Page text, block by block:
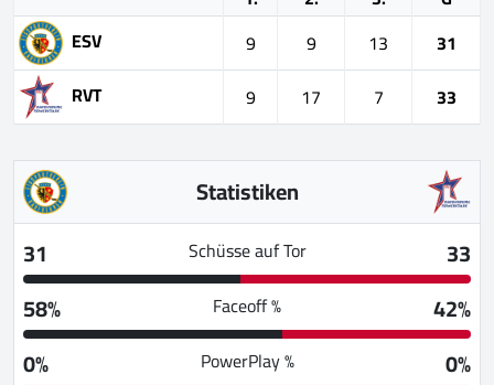
ESV
9 9 13
31
RVT
9 17 7 33
Statistiken
31
Schüsse auf Tor
33
58%
Faceoff %
42%
0%
PowerPlay % 0%